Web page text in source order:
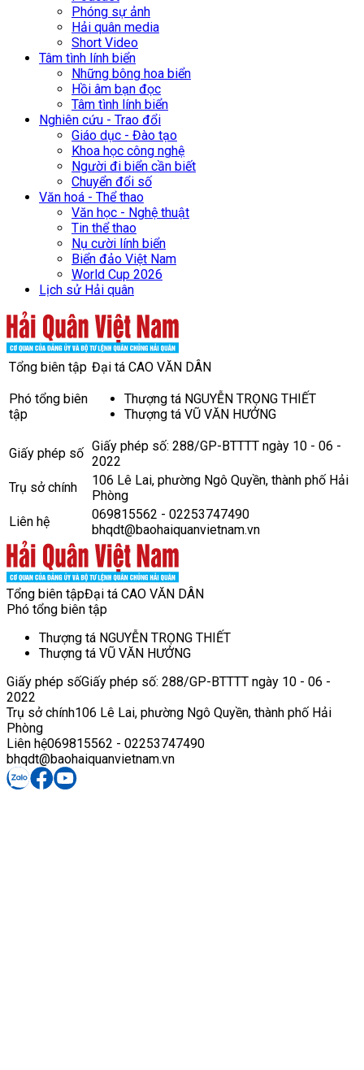
Phóng sự ảnh
Hải quân media
Short Video
Tâm tình lính biển
Những bông hoa biển
Hồi âm bạn đọc
Tâm tình lính biển
Nghiên cứu - Trao đổi
Giáo dục - Đào tạo
Khoa học công nghệ
Người đi biển cần biết
Chuyển đổi số
Văn hoá - Thể thao
Văn học - Nghệ thuật
Tin thể thao
Nụ cười lính biển
Biển đảo Việt Nam
World Cup 2026
Lịch sử Hải quân
Tổng biên tập Đại tá CAO VĂN DÂN
Phó tổng biên
tập
Thượng tá NGUYỄN TRỌNG THIẾT
Thượng tá VŨ VĂN HƯỞNG
Giấy phép số Giấy phép số: 288/GP-BTTTT ngày 10 - 06 -
2022
Trụ sở chính
106 Lê Lai, phường Ngô Quyền, thành phố Hải
Phòng
Liên hệ
069815562 - 02253747490
bhqdt@baohaiquanvietnam.vn
Tổng biên tậpĐại tá CAO VĂN DÂN
Phó tổng biên tập
Thượng tá NGUYỄN TRỌNG THIẾT
Thượng tá VŨ VĂN HƯỞNG
Giấy phép sốGiấy phép số: 288/GP-BTTTT ngày 10 - 06 -
2022
Trụ sở chính106 Lê Lai, phường Ngô Quyền, thành phố Hải
Phòng
Liên hệ069815562 - 02253747490
bhqdt@baohaiquanvietnam.vn